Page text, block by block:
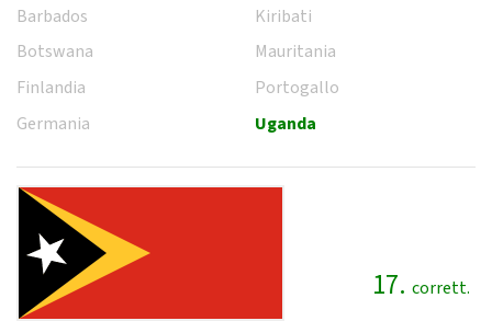
Barbados
Botswana
Finlandia
Germania
Kiribati
Mauritania
Portogallo
Uganda
17. corrett.